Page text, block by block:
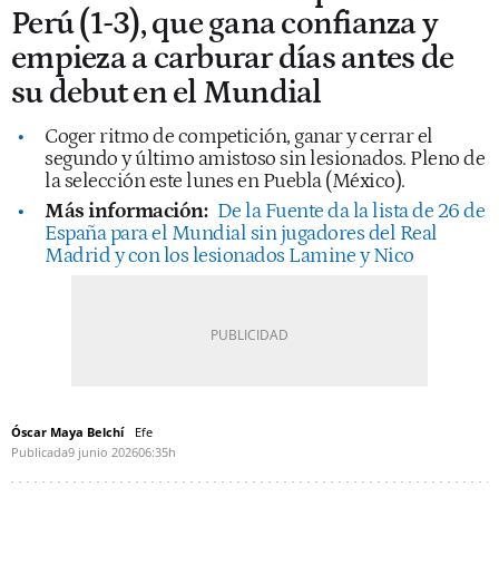
Perú (1-3), que gana confianza y
empieza a carburar días antes de
su debut en el Mundial
Coger ritmo de competición, ganar y cerrar el
segundo y último amistoso sin lesionados. Pleno de
la selección este lunes en Puebla (México).
Más información: De la Fuente da la lista de 26 de
España para el Mundial sin jugadores del Real
Madrid y con los lesionados Lamine y Nico
Óscar Maya Belchí
Efe
Publicada9 junio 202606:35h